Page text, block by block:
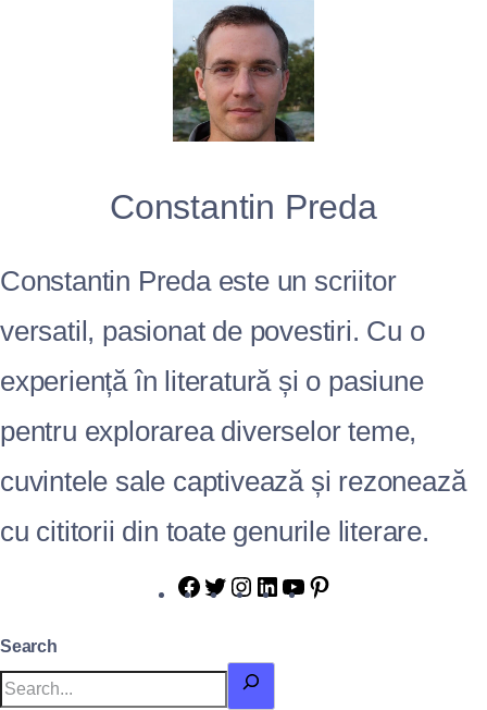
Constantin Preda
Constantin Preda este un scriitor
versatil, pasionat de povestiri. Cu o
experiență în literatură și o pasiune
pentru explorarea diverselor teme,
cuvintele sale captivează și rezonează
cu cititorii din toate genurile literare.
Search